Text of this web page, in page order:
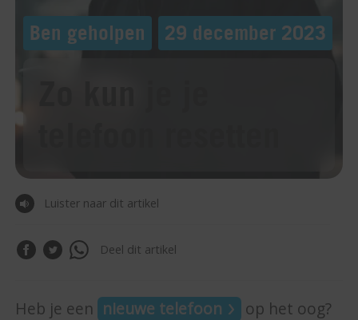
Ben geholpen 29 december 2023
Luister naar dit artikel
Deel dit artikel
Heb je een nieuwe telefoon
op het oog?